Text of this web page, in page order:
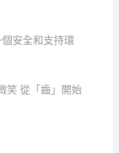
安全和支持環
笑 從「齒」開始